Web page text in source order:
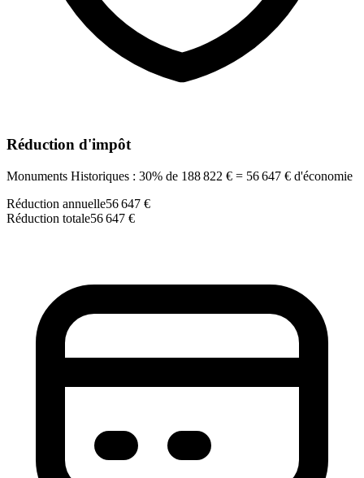
Réduction d'impôt
Monuments Historiques : 30% de 188 822 € = 56 647 € d'économie
Réduction annuelle56 647 €
Réduction totale56 647 €